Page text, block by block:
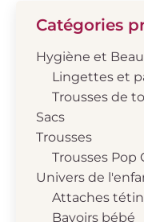
Catégories
Hygiène et
Lingettes et
Trousses de
Sacs
Trousses
Trousses Pop
Univers de
Attaches
Bavoirs bébé